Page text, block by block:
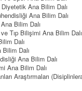
Ana Bilim Dalı
Ana Bilim Dalı
Bilim Dalı
Tıp Bilişimi Ana Bilim Dalı
Dalı
Dalı
Ana Bilim Dalı
Ana Bilim Dalı
Araştırmaları